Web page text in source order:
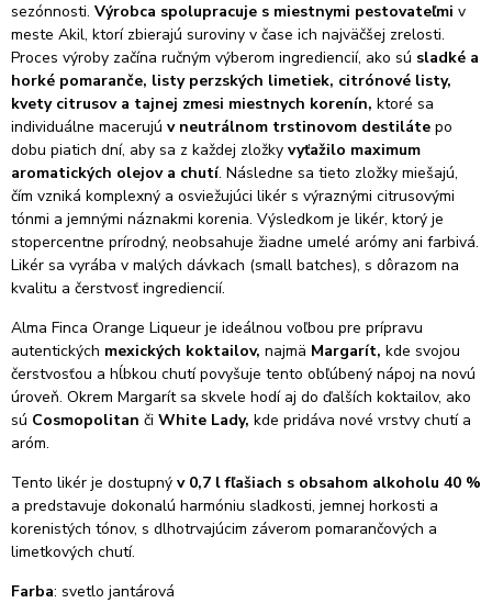
sezónnosti. Výrobca spolupracuje s miestnymi pestovateľmi v
meste Akil, ktorí zbierajú suroviny v čase ich najväčšej zrelosti.
Proces výroby začína ručným výberom ingrediencií, ako sú sladké a
horké pomaranče, listy perzských limetiek, citrónové listy,
kvety citrusov a tajnej zmesi miestnych korenín, ktoré sa
individuálne macerujú v neutrálnom trstinovom destiláte po
dobu piatich dní, aby sa z každej zložky vyťažilo maximum
aromatických olejov a chutí. Následne sa tieto zložky miešajú,
čím vzniká komplexný a osviežujúci likér s výraznými citrusovými
tónmi a jemnými náznakmi korenia. Výsledkom je likér, ktorý je
stopercentne prírodný, neobsahuje žiadne umelé arómy ani farbivá.
Likér sa vyrába v malých dávkach (small batches), s dôrazom na
kvalitu a čerstvosť ingrediencií.
Alma Finca Orange Liqueur je ideálnou voľbou pre prípravu
autentických mexických koktailov, najmä Margarít, kde svojou
čerstvosťou a hĺbkou chutí povyšuje tento obľúbený nápoj na novú
úroveň. Okrem Margarít sa skvele hodí aj do ďalších koktailov, ako
sú Cosmopolitan či White Lady, kde pridáva nové vrstvy chutí a
aróm.
Tento likér je dostupný v 0,7 l fľašiach s obsahom alkoholu 40 %
a predstavuje dokonalú harmóniu sladkosti, jemnej horkosti a
korenistých tónov, s dlhotrvajúcim záverom pomarančových a
limetkových chutí.
Farba: svetlo jantárová